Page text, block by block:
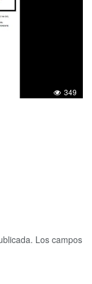
349
Los campos